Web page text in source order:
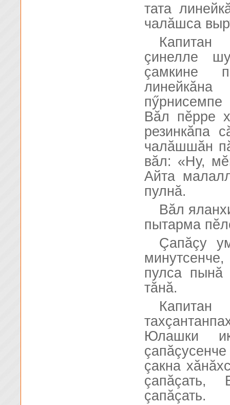
тата
чалăшса
çинелле
çамкине
Вăл пĕрре
резинкăпа
чалăшшăн
вăл: «Ну,
Айта
пулнă.
Вăл
пытарма
Çапăçу
пулса пынă
тăнă.
Юлашки
çакна
çапăçать,
çапăçать.